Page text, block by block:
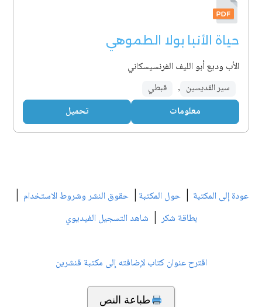
حياة الأنبا بولا الطموهي
الأب وديع أبو الليف الفرنسيسكاني
سير القديسين , قبطي
معلومات تحميل
عودة إلى المكتبة | حول المكتبة | حقوق النشر وشروط الاستخدام |
بطاقة شكر| شاهد التسجيل الفيديوي
اقترح عنوان كتاب لإضافته إلى مكتبة قنشرين
طباعة النص